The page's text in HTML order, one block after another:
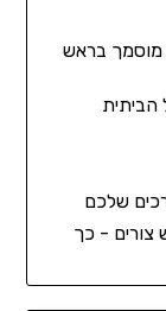
מוסמך בראש
שלכם
צורים - כך